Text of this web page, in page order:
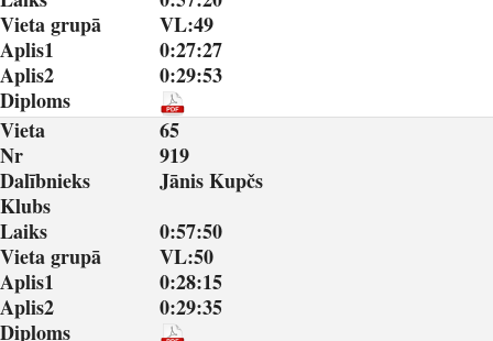
Vieta grupā
VL:49
Aplis1
0:27:27
Aplis2
0:29:53
Diploms
Vieta
65
Nr
919
Dalībnieks
Jānis Kupčs
Klubs
Laiks
0:57:50
Vieta grupā
VL:50
Aplis1
0:28:15
Aplis2
0:29:35
Diploms